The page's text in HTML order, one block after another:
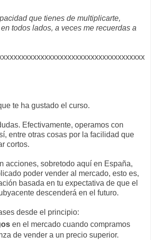
que tienes de multiplicarte,
todos lados, a veces me recuerdas a
te ha gustado el curso.
Efectivamente, operamos con
entre otras cosas por la facilidad que
cortos.
acciones, sobretodo aquí en España,
poder vender al mercado, esto es,
basada en tu expectativa de que el
descenderá en el futuro.
desde el principio:
en el mercado cuando compramos
de vender a un precio superior.